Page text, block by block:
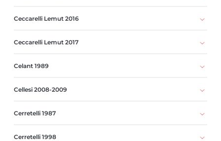
Ceccarelli Lemut 2016
Ceccarelli Lemut 2017
Celant 1989
Cellesi 2008-2009
Cerretelli 1987
Cerretelli 1998